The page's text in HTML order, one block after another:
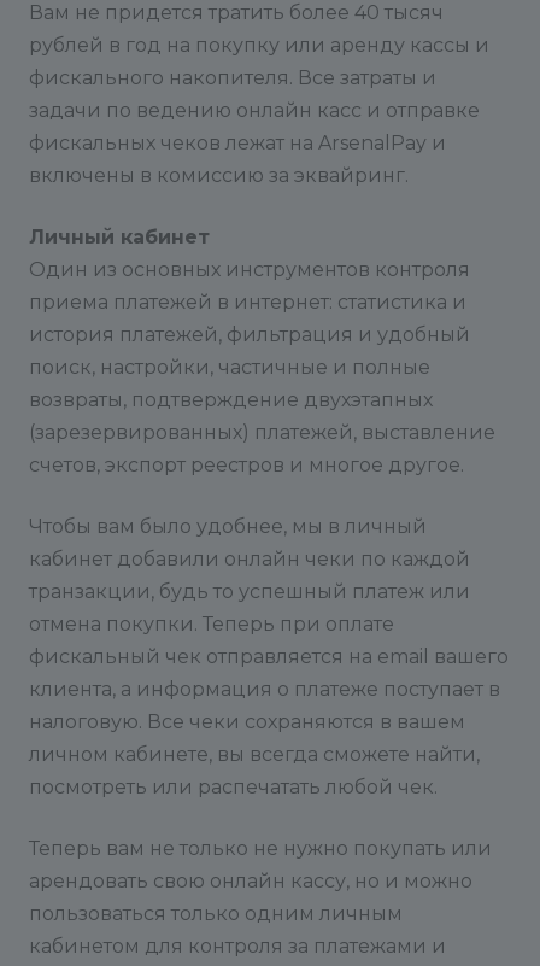
Вам не придется тратить более 40 тысяч
рублей в год на покупку или аренду кассы и
фискального накопителя. Все затраты и
задачи по ведению онлайн касс и отправке
фискальных чеков лежат на ArsenalPay и
включены в комиссию за эквайринг.
Личный кабинет
Один из основных инструментов контроля
приема платежей в интернет: статистика и
история платежей, фильтрация и удобный
поиск, настройки, частичные и полные
возвраты, подтверждение двухэтапных
(зарезервированных) платежей, выставление
счетов, экспорт реестров и многое другое.
Чтобы вам было удобнее, мы в личный
кабинет добавили онлайн чеки по каждой
транзакции, будь то успешный платеж или
отмена покупки. Теперь при оплате
фискальный чек отправляется на email вашего
клиента, а информация о платеже поступает в
налоговую. Все чеки сохраняются в вашем
личном кабинете, вы всегда сможете найти,
посмотреть или распечатать любой чек.
Теперь вам не только не нужно покупать или
арендовать свою онлайн кассу, но и можно
пользоваться только одним личным
кабинетом для контроля за платежами и